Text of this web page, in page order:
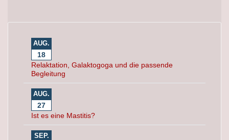
AUG.
18
Relaktation, Galaktogoga und die passende
Begleitung
AUG.
27
Ist es eine Mastitis?
SEP.